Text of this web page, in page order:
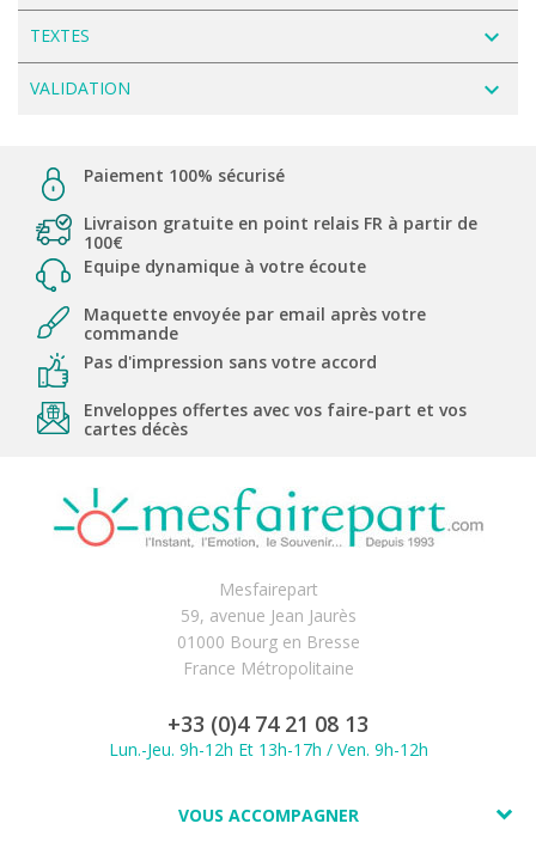
TEXTES navigate_next
VALIDATION navigate_next
Paiement 100% sécurisé
Livraison gratuite en point relais FR à partir de
100€
Equipe dynamique à votre écoute
Maquette envoyée par email après votre
commande
Pas d'impression sans votre accord
Enveloppes offertes avec vos faire-part et vos
cartes décès
Mesfairepart
59, avenue Jean Jaurès
01000 Bourg en Bresse
France Métropolitaine
+33 (0)4 74 21 08 13
Lun.-Jeu. 9h-12h Et 13h-17h / Ven. 9h-12h
VOUS ACCOMPAGNER